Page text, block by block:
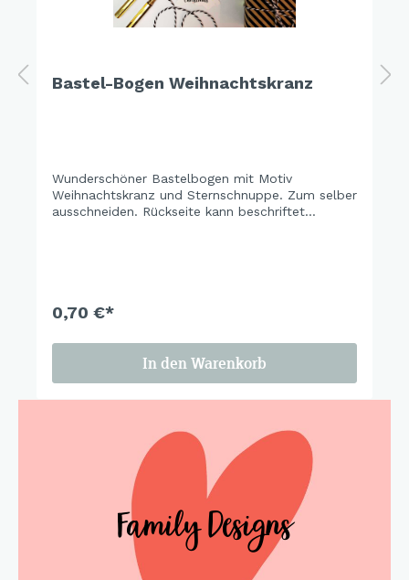
Bastel-Bogen Weihnachtskranz
Wunderschöner Bastelbogen mit Motiv
Weihnachtskranz und Sternschnuppe. Zum selber
ausschneiden. Rückseite kann beschriftet
0,70 €*
In den Warenkorb
Family Designs